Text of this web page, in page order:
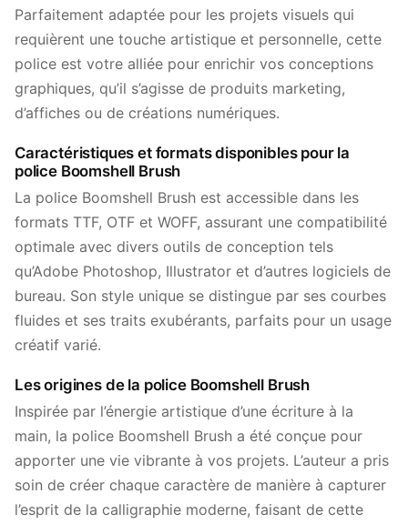
Parfaitement adaptée pour les projets visuels qui
requièrent une touche artistique et personnelle, cette
police est votre alliée pour enrichir vos conceptions
graphiques, qu’il s’agisse de produits marketing,
d’affiches ou de créations numériques.
Caractéristiques et formats disponibles pour la
police Boomshell Brush
La police Boomshell Brush est accessible dans les
formats TTF, OTF et WOFF, assurant une compatibilité
optimale avec divers outils de conception tels
qu’Adobe Photoshop, Illustrator et d’autres logiciels de
bureau. Son style unique se distingue par ses courbes
fluides et ses traits exubérants, parfaits pour un usage
créatif varié.
Les origines de la police Boomshell Brush
Inspirée par l’énergie artistique d’une écriture à la
main, la police Boomshell Brush a été conçue pour
apporter une vie vibrante à vos projets. L’auteur a pris
soin de créer chaque caractère de manière à capturer
l’esprit de la calligraphie moderne, faisant de cette